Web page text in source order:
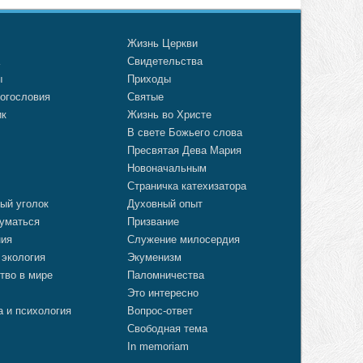
уголок
в мире
и психология
Жизнь Церкви
Свидетельства
Приходы
Святые
Жизнь во Христе
В свете Божьего слова
Пресвятая Дева Мария
Новоначальным
Страничка катехизатора
Духовный опыт
Призвание
Служение милосердия
Экуменизм
Паломничества
Это интересно
Вопрос-ответ
Свободная тема
In memoriam